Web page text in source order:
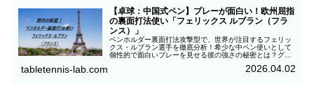
【卓球：中国式ペン】プレーが面白い！欧州屈指
の裏面打法使い「フェリックス ルブラン（フラ
ンス）」
ペンホルダー裏面打法攻撃型で、世界が注目するフェリッ
クス・ルブラン選手を徹底分析！希少な中ペン使いとして
個性的で面白いプレーを見せる彼の強さの秘密とは？グリ
使いの視点でその魅力を余すことなくお伝えします。
tabletennis-lab.com 2026.04.02